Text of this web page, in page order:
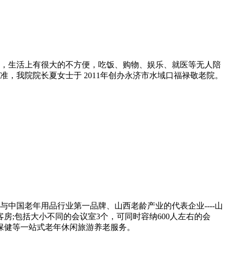
生活上有很大的不方便，吃饭、购物、娱乐、就医等无人陪
我院院长夏女士于 2011年创办永济市水域口福禄敬老院。
中国老年用品行业第一品牌、山西老龄产业的代表企业----山
;包括大小不同的会议室3个，可同时容纳600人左右的会
等一站式老年休闲旅游养老服务。